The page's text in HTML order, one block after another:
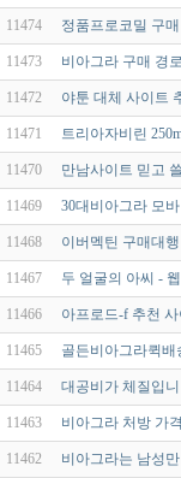
11474 정품프로코밀 구
11473 비아그라 구매 경
11472 야툰 대체 사이트
11471 트리아자비린
11470 만남사이트 믿고
11469 30대비아그라 모
11468 이버멕틴 구매대
11467 두 얼굴의 아씨 -
11466 아프로드-f 추천
11465 골든비아그라퀵
11464 대공비가 체질입
11463 비아그라 처방 가
11462 비아그라는 남성